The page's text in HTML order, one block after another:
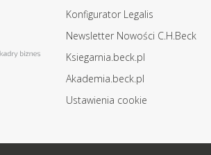
Konfigurator Legalis
Newsletter Nowości C.H.Beck
Ksiegarnia.beck.pl
Akademia.beck.pl
Ustawienia cookie